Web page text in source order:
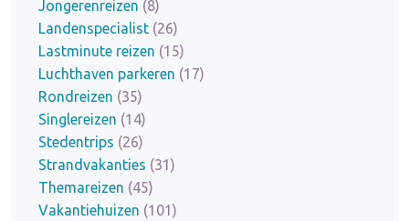
Jongerenreizen (8)
Landenspecialist (26)
Lastminute reizen (15)
Luchthaven parkeren (17)
Rondreizen (35)
Singlereizen (14)
Stedentrips (26)
Strandvakanties (31)
Themareizen (45)
Vakantiehuizen (101)